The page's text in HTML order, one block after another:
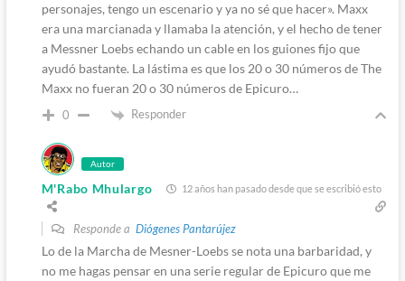
personajes, tengo un escenario y ya no sé que hacer». Maxx
era una marcianada y llamaba la atención, y el hecho de tener
a Messner Loebs echando un cable en los guiones fijo que
ayudó bastante. La lástima es que los 20 o 30 números de The
Maxx no fueran 20 o 30 números de Epicuro…
0 Responder
Autor
M'Rabo Mhulargo 12 años han pasado desde que se escribió esto
Responde a Diógenes Pantarújez
Lo de la Marcha de Mesner-Loebs se nota una barbaridad, y
no me hagas pensar en una serie regular de Epicuro que me